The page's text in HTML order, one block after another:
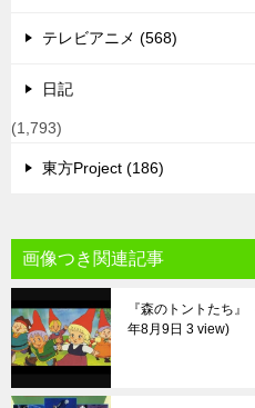
テレビアニメ (568)
日記
(1,793)
東方Project (186)
画像つき関連記事
『森のトントたち』
年8月9日 3 view